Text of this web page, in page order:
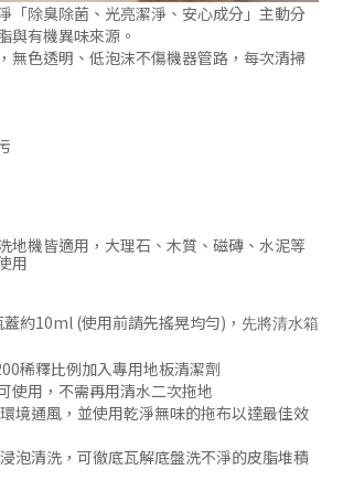
「除臭除菌、光亮潔淨、安心成分」 主動分
與有機異味來源 。
無色透明、低泡沫不傷機器管路 ，每次清掃
地機皆適用，大理石、木質、磁磚、水泥等
用
約10ml (使用前請先搖晃均勻)， 先將清水箱
稀釋比例加入專用地板清潔劑
使用，不需再用清水二次拖地
境通風，並使用乾淨無味的拖布以達最佳效
泡清洗，可徹底瓦解底盤洗不淨的皮脂堆積